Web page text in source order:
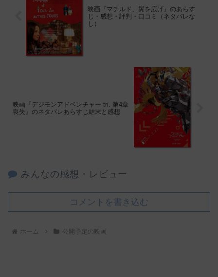
映画『マチルド、翼を広げ』のあらす
じ・感想・評判・口コミ（ネタバレな
し）
映画『デジモンアドベンチャー tri. 第4章
喪失』のネタバレあらすじ結末と感想
みんなの感想・レビュー
コメントを書き込む
ホーム 公開予定の映画